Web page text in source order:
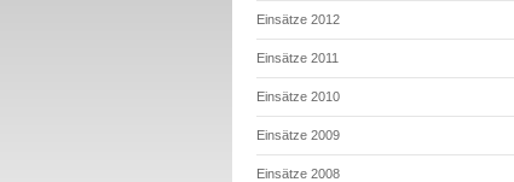
Einsätze 2012
Einsätze 2011
Einsätze 2010
Einsätze 2009
Einsätze 2008